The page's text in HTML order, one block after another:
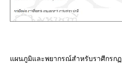
ผนภูมิและพยากรณ์สำหรับราศีกรก